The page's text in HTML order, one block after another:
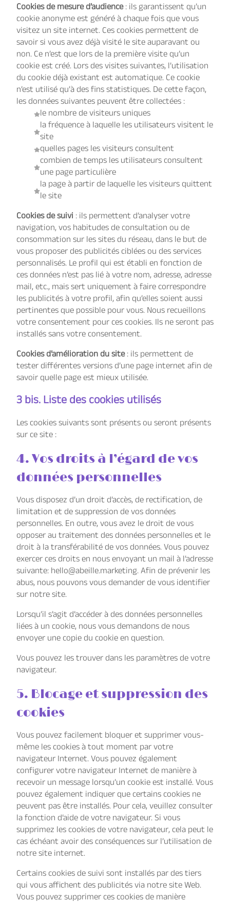
Cookies de mesure d’audience: ils garantissent qu’un
cookie anonyme est généré à chaque fois que vous
visitez un site internet. Ces cookies permettent de
savoir si vous avez déjà visité le site auparavant ou
non. Ce n’est que lors de la première visite qu’un
cookie est créé. Lors des visites suivantes, l’utilisation
du cookie déjà existant est automatique. Ce cookie
n’est utilisé qu’à des fins statistiques. De cette façon,
les données suivantes peuvent être collectées :
le nombre de visiteurs uniques
la fréquence à laquelle les utilisateurs visitent le
site
quelles pages les visiteurs consultent
combien de temps les utilisateurs consultent
une page particulière
la page à partir de laquelle les visiteurs quittent
le site
Cookies de suivi : ils permettent d’analyser votre
navigation, vos habitudes de consultation ou de
consommation sur les sites du réseau, dans le but de
vous proposer des publicités ciblées ou des services
personnalisés. Le profil qui est établi en fonction de
ces données n’est pas lié à votre nom, adresse, adresse
mail, etc., mais sert uniquement à faire correspondre
les publicités à votre profil, afin qu’elles soient aussi
pertinentes que possible pour vous. Nous recueillons
votre consentement pour ces cookies. Ils ne seront pas
installés sans votre consentement.
Cookies d’amélioration du site: ils permettent de
tester différentes versions d’une page internet afin de
savoir quelle page est mieux utilisée.
3 bis. Liste des cookies utilisés
Les cookies suivants sont présents ou seront présents
sur ce site :
4. Vos droits à l’égard de vos
données personnelles
Vous disposez d’un droit d’accès, de rectification, de
limitation et de suppression de vos données
personnelles. En outre, vous avez le droit de vous
opposer au traitement des données personnelles et le
droit à la transférabilité de vos données. Vous pouvez
exercer ces droits en nous envoyant un mail à l’adresse
suivante: hello@abeille.marketing. Afin de prévenir les
abus, nous pouvons vous demander de vous identifier
sur notre site.
Lorsqu’il s’agit d’accéder à des données personnelles
liées à un cookie, nous vous demandons de nous
envoyer une copie du cookie en question.
Vous pouvez les trouver dans les paramètres de votre
navigateur.
5. Blocage et suppression des
cookies
Vous pouvez facilement bloquer et supprimer vous-
même les cookies à tout moment par votre
navigateur Internet. Vous pouvez également
configurer votre navigateur Internet de manière à
recevoir un message lorsqu’un cookie est installé. Vous
pouvez également indiquer que certains cookies ne
peuvent pas être installés. Pour cela, veuillez consulter
la fonction d’aide de votre navigateur. Si vous
supprimez les cookies de votre navigateur, cela peut le
cas échéant avoir des conséquences sur l’utilisation de
notre site internet.
Certains cookies de suivi sont installés par des tiers
qui vous affichent des publicités via notre site Web.
Vous pouvez supprimer ces cookies de manière